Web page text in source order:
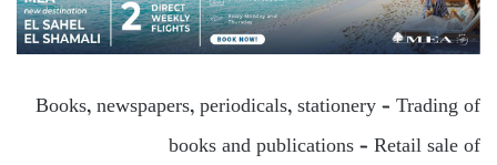
Books, newspapers, periodicals, stationery – Trading of
books and publications – Retail sale of